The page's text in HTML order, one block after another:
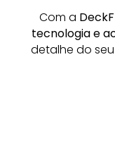
Com a
tecnologia e
detalhe do